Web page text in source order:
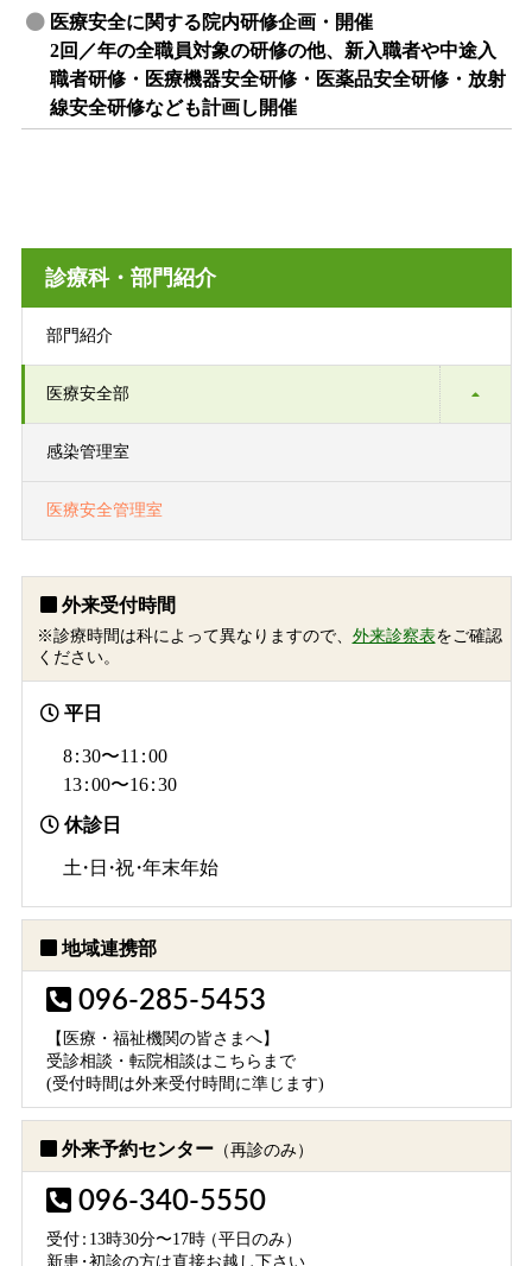
医療安全に関する院内研修企画・開催
2回／年の全職員対象の研修の他、新入職者や中途入
職者研修・医療機器安全研修・医薬品安全研修・放射
線安全研修なども計画し開催
診療科・部門紹介
部門紹介
医療安全部
感染管理室
医療安全管理室
外来受付時間
※診療時間は科によって異なりますので、 外来診察表をご確認
ください。
平日
8：30〜1 1：00
13：00〜16：30
休診日
土・日・祝・年末年始
地域連携部
096-285-5453
【医療・福祉機関の皆さまへ】
受診相談・転院相談はこちらまで
(受付時間は外来受付時間に準じます)
外来予約センター（再診のみ）
096-340-5550
受付： 13時30分〜17時（平日のみ）
新患・初診の方は直接お越し下さい